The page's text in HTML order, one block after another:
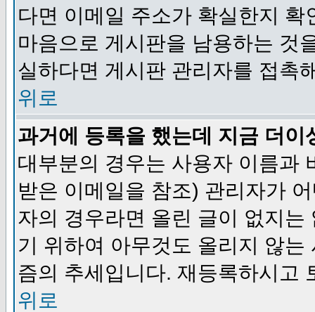
다면 이메일 주소가 확실한지
마음으로 게시판을 남용하는 것
실하다면 게시판 관리자를 접촉
위로
과거에 등록을 했는데 지금 더
대부분의 경우는 사용자 이름과
받은 이메일을 참조) 관리자가
자의 경우라면 올린 글이 없지
기 위하여 아무것도 올리지 않
즘의 추세입니다. 재등록하시고
위로